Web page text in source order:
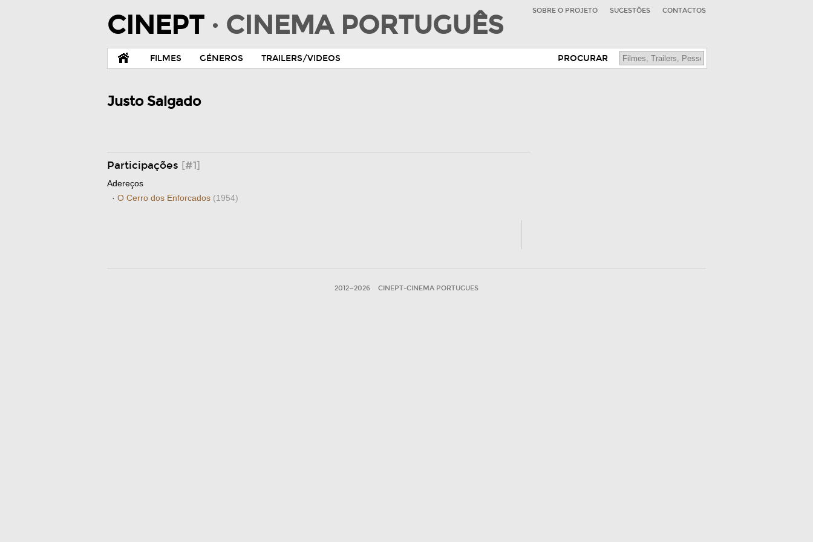
CINEPT · CINEMA PORTUGUÊS SOBRE O PROJETO SUGESTÕES CONTACTOS
FILMES GÉNEROS TRAILERS/VIDEOS PROCURAR
Justo Salgado
Participações [#1]
Adereços
· O Cerro dos Enforcados (1954)
2012—2026 CINEPT-CINEMA PORTUGUES